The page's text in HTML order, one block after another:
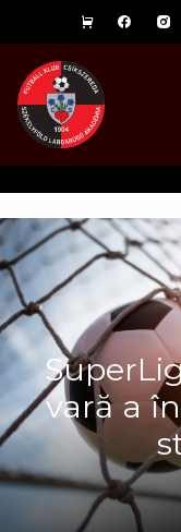
vară a